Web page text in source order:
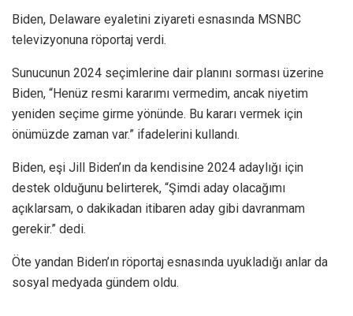
Biden, Delaware eyaletini ziyareti esnasında MSNBC
televizyonuna röportaj verdi.
Sunucunun 2024 seçimlerine dair planını sorması üzerine
Biden, “Henüz resmi kararımı vermedim, ancak niyetim
yeniden seçime girme yönünde. Bu kararı vermek için
önümüzde zaman var.” ifadelerini kullandı.
Biden, eşi Jill Biden’ın da kendisine 2024 adaylığı için
destek olduğunu belirterek, “Şimdi aday olacağımı
açıklarsam, o dakikadan itibaren aday gibi davranmam
gerekir.” dedi.
Öte yandan Biden’ın röportaj esnasında uyukladığı anlar da
sosyal medyada gündem oldu.